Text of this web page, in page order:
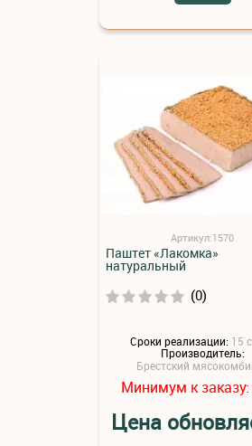
Артикул:1570
Паштет «Лакомка»
натуральный
(0)
Сроки реализации: 15
Производитель:
Брестский
Минимум к заказу:
Цена